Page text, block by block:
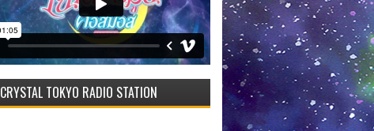
CRYSTAL TOKYO RADIO STATION